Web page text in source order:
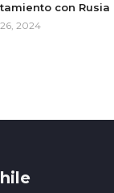
con Rusia
2024